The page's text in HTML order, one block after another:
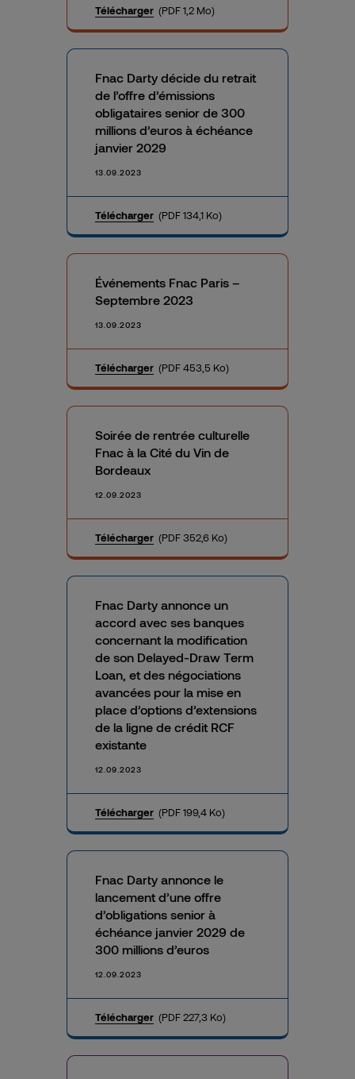
Télécharger (PDF 1,2 Mo)
Fnac Darty décide du retrait
de l’offre d’émissions
obligataires senior de 300
millions d’euros à échéance
janvier 2029
13.09.2023
Télécharger (PDF 134,1 Ko)
Événements Fnac Paris –
Septembre 2023
13.09.2023
Télécharger (PDF 453,5 Ko)
Soirée de rentrée culturelle
Fnac à la Cité du Vin de
Bordeaux
12.09.2023
Télécharger (PDF 352,6 Ko)
Fnac Darty annonce un
accord avec ses banques
concernant la modification
de son Delayed-Draw Term
Loan, et des négociations
avancées pour la mise en
place d’options d’extensions
de la ligne de crédit RCF
existante
12.09.2023
Télécharger (PDF 199,4 Ko)
Fnac Darty annonce le
lancement d’une offre
d’obligations senior à
échéance janvier 2029 de
300 millions d’euros
12.09.2023
Télécharger (PDF 227,3 Ko)